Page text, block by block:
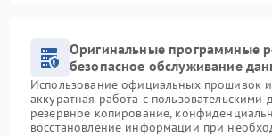
Оригинальные программные
безопасное обслуживание
Использование официальных прошивок
аккуратная работа с пользовательскими
резервное копирование,
восстановление информации при